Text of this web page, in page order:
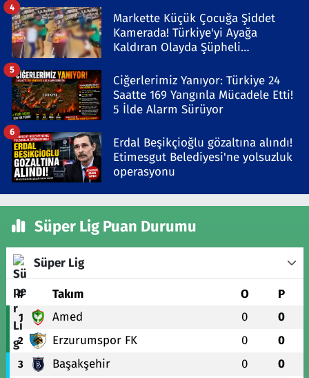
Markette Küçük Çocuğa Şiddet
Kamerada! Türkiye'yi Ayağa
Kaldıran Olayda Şüpheli
4
Ciğerlerimiz Yanıyor: Türkiye 24
Saatte 169 Yangınla Mücadele Etti!
5 İlde Alarm Sürüyor
5
Erdal Beşikçioğlu gözaltına alındı!
Etimesgut Belediyesi'ne yolsuzluk
operasyonu
6
Süper Lig Puan Durumu
Süper Lig
# Takım O P
1 Amed 0 0
2 Erzurumspor FK 0 0
3 Başakşehir 0 0